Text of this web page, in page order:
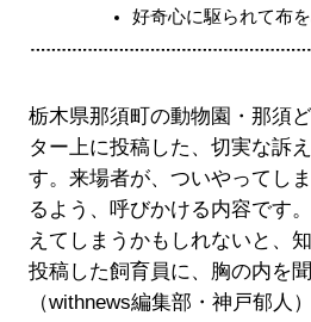
好奇心に駆られて布
栃木県那須町の動物園・那須
ター上に投稿した、切実な訴
す。来場者が、ついやってし
るよう、呼びかける内容です
えてしまうかもしれないと、
投稿した飼育員に、胸の内を聞
（withnews編集部・神戸郁人）